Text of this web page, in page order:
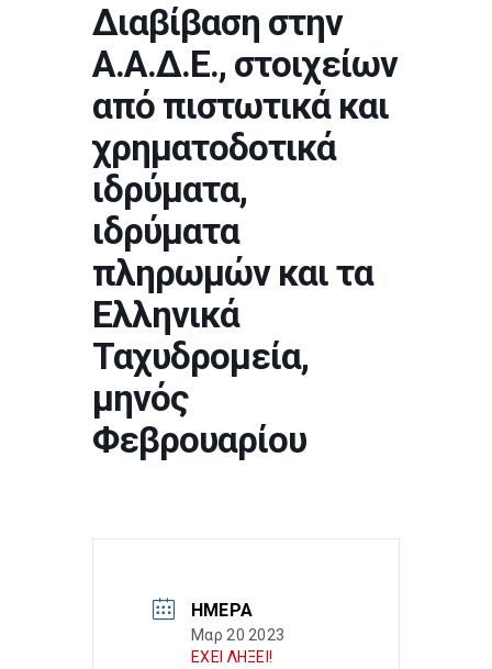
Διαβίβαση στην
Α.Α.Δ.Ε., στοιχείων
από πιστωτικά και
χρηματοδοτικά
ιδρύματα,
ιδρύματα
πληρωμών και τα
Ελληνικά
Ταχυδρομεία,
μηνός
Φεβρουαρίου
ΗΜΈΡΑ
Μαρ 20 2023
ΕΧΕΙ ΛΗΞΕΙ!